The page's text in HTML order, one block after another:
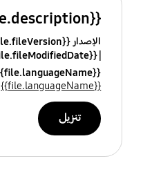
{{file.description}}
الإصدار {{file.fileVersion}}
{{file.fileModifiedDate}}
{{file.languageName}}
{{file.languageName}}
تنزيل